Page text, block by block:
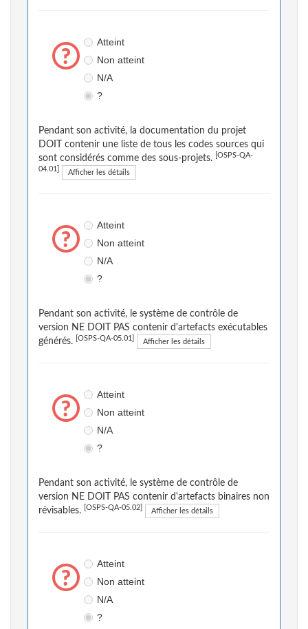
Atteint
Non atteint
N/A
?
Pendant son activité, la documentation du projet
DOIT contenir une liste de tous les codes sources qui
sont considérés comme des sous-projets.
[OSPS-QA-
04.01] Afficher les détails
Atteint
Non atteint
N/A
?
Pendant son activité, le système de contrôle de
version NE DOIT PAS contenir d'artefacts exécutables
générés.
[OSPS-QA-05.01] Afficher les détails
Atteint
Non atteint
N/A
?
Pendant son activité, le système de contrôle de
version NE DOIT PAS contenir d'artefacts binaires non
révisables.
[OSPS-QA-05.02] Afficher les détails
Atteint
Non atteint
N/A
?